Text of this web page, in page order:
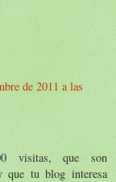
de 2011 a las
visitas, que son
que tu blog interesa